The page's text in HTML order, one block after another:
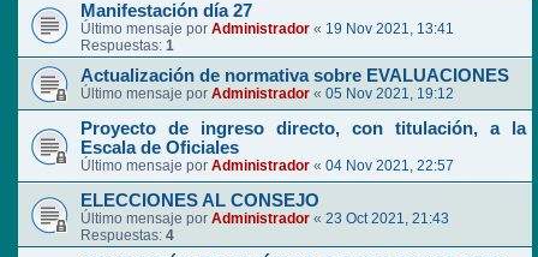
Manifestación día 27
Último mensaje por Administrador « 19 Nov 2021, 13:41
Respuestas: 1
Actualización de normativa sobre EVALUACIONES
Último mensaje por Administrador « 05 Nov 2021, 19:12
Proyecto de ingreso directo, con titulación, a la
Escala de Oficiales
Último mensaje por Administrador « 04 Nov 2021, 22:57
ELECCIONES AL CONSEJO
Último mensaje por Administrador « 23 Oct 2021, 21:43
Respuestas: 4